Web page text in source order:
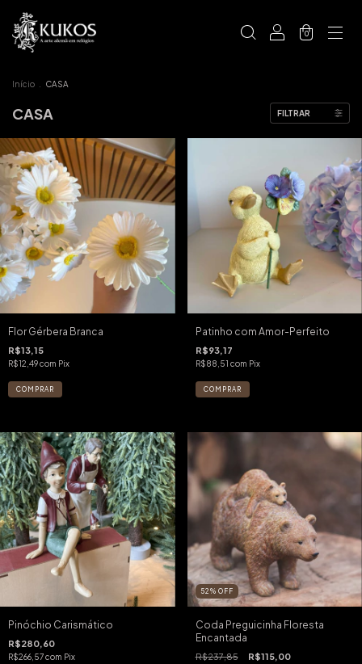
0
Início CASA
CASA FILTRAR
Flor Gérbera Branca
R$13,15
R$12,49com Pix
Patinho com Amor-Perfeito
R$93,17
R$88,51 com Pix
Pinóchio Carismático
R$280,60
R$266,57com Pix
52 % OFF
Coda Preguicinha Floresta
Encantada
R$237,85 R$115,00